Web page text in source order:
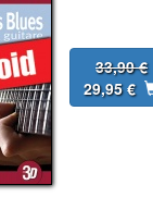
33,90 €
29,95 €